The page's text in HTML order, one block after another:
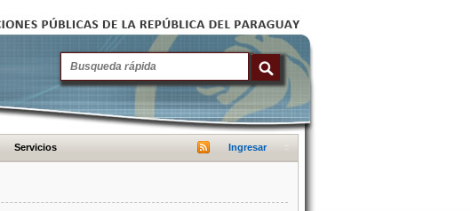
Servicios Ingresar